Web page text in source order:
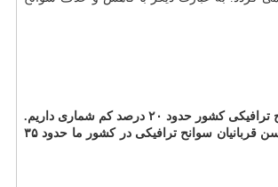
استاد دانشگاه علوم پزشكی شهید بهشتی با اشاره به نتایج بعضی از طرح های پژوهشی این مركز، عنوان كرد: نتایج یكی از این طرح ها نشان داد كه در آمار مرگ ناشی از سوانح ترافیكی كشور حدود ۲۰ درصد كم شماری داریم.
همینطور مشخص شد سالانه بیش از ۵۰۰ هزار سال عمر از دست رفته (به دلیل مرگ زودرس یا ناتوانی) بدنبال سوانح رانندگی در كشور رخ می دهد. به عبارت دیگر، میانگین سن قربانیان سوانح ترافیكی در كشور ما حدود ۳۵